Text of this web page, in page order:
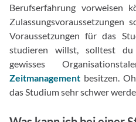
Berufserfahrung vorweisen
Zulassungsvoraussetzungen
Voraussetzungen für das
studieren willst, solltest
gewisses
Zeitmanagement besitzen.
das Studium sehr schwer